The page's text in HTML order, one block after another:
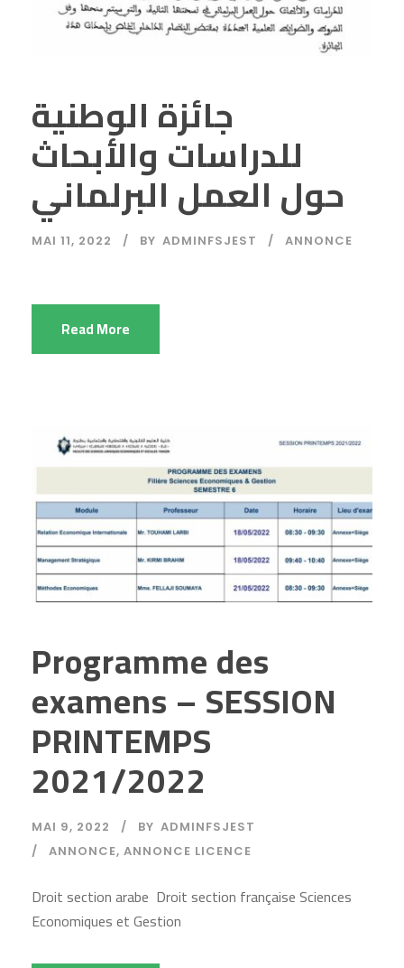
جائزة الوطنية
للدراسات والأبحاث
حول العمل البرلماني
MAI 11, 2022 BY ADMINFSJEST ANNONCE
Read More
Programme des
examens – SESSION
PRINTEMPS
2021/2022
MAI 9, 2022 BY ADMINFSJEST
ANNONCE, ANNONCE LICENCE
Droit section arabe Droit section française Sciences
Economiques et Gestion